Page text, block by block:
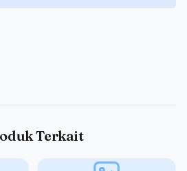
Terkait